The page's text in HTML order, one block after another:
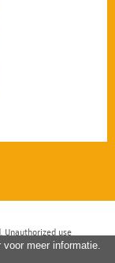
Unauthorized use
meer informatie.